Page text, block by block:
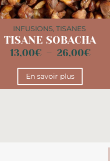
INFUSIONS,TISANES
TISANE SOBACHA
13,00€ – 26,00€
En savoir plus